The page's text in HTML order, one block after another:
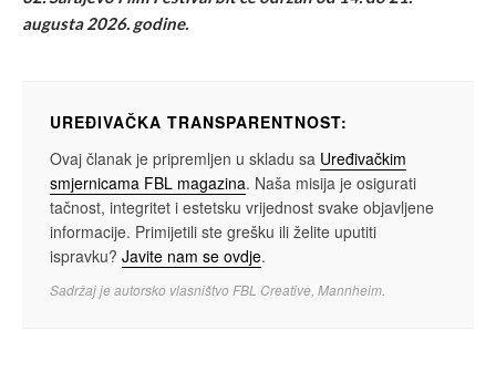
augusta 2026. godine.
UREĐIVAČKA TRANSPARENTNOST:
Ovaj članak je pripremljen u skladu sa Uređivačkim
smjernicama FBL magazina. Naša misija je osigurati
tačnost, integritet i estetsku vrijednost svake objavljene
informacije. Primijetili ste grešku ili želite uputiti
ispravku? Javite nam se ovdje.
Sadržaj je autorsko vlasništvo FBL Creative, Mannheim.